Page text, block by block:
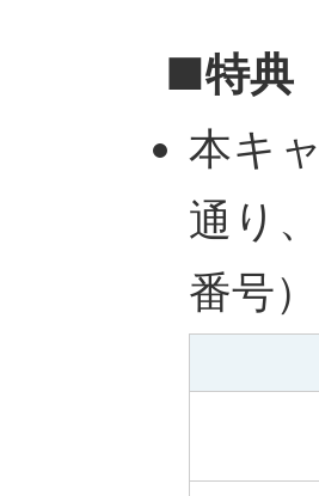
■特典
本キ
通り
番号